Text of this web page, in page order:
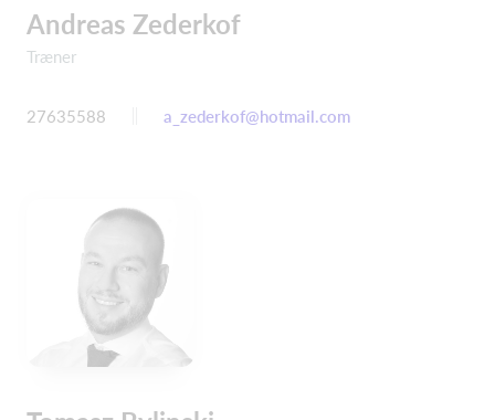
Andreas Zederkof
Træner
27635588 a_zederkof@hotmail.com